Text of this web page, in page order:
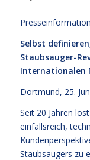
Presseinformation
Selbst
Staubsauger-
Internationalen
Dortmund, 25.
Seit 20 Jahren
einfallsreich,
Staubsaugers zu